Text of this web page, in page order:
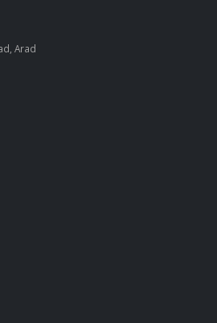
Arad